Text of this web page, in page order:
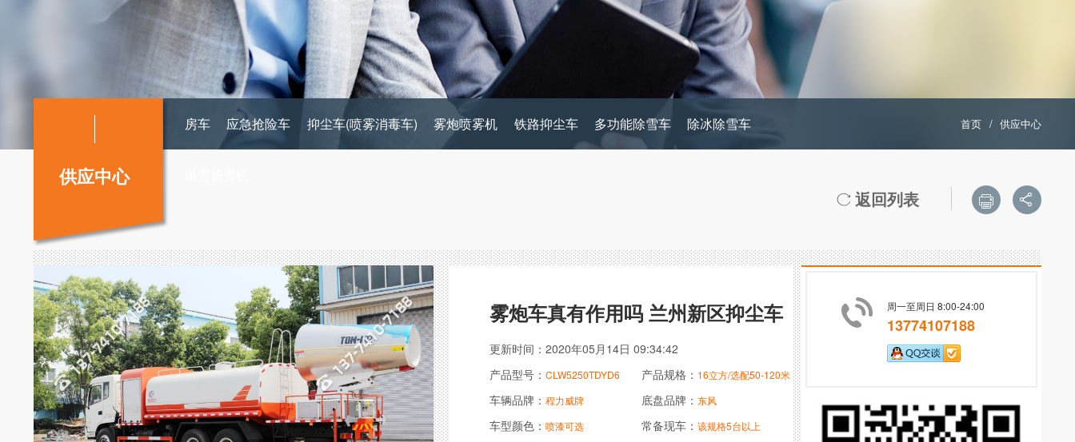
供应中心
房车 应急抢险车 抑尘车(喷雾消毒车) 雾炮喷雾机 铁路抑尘车 多功能除雪车 除冰除雪车 首页 / 供应中心
 返回列表  
雾炮车真有作用吗 兰州新区抑尘车
更新时间：2020年05月14日 09:34:42
产品型号： CLW5250TDYD6 产品规格： 16立方/选配50-120米
车辆品牌： 程力威牌 底盘品牌： 东风
车型颜色： 喷漆可选 常备现车： 该规格5台以上
周一至周日 8:00-24:00
13774107188